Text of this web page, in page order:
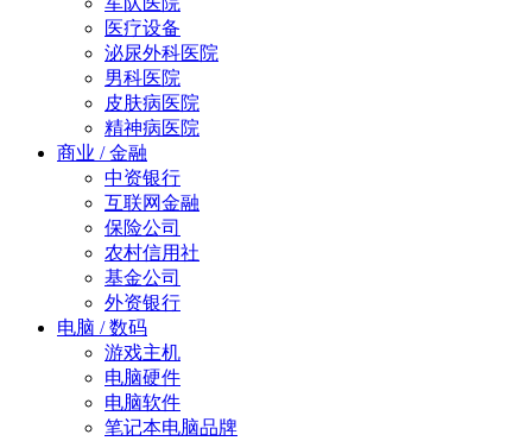
医疗设备
泌尿外科医院
男科医院
皮肤病医院
精神病医院
商业 / 金融
中资银行
互联网金融
保险公司
农村信用社
基金公司
外资银行
电脑 / 数码
游戏主机
电脑硬件
电脑软件
笔记本电脑品牌